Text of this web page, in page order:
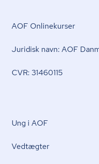
AOF Onlinekurser
Juridisk navn: AOF
CVR: 31460115
Ung i AOF
Vedtægter